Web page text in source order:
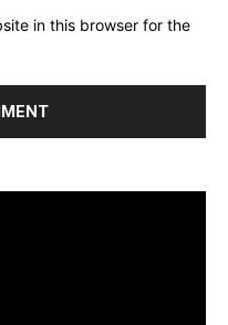
in this browser for the